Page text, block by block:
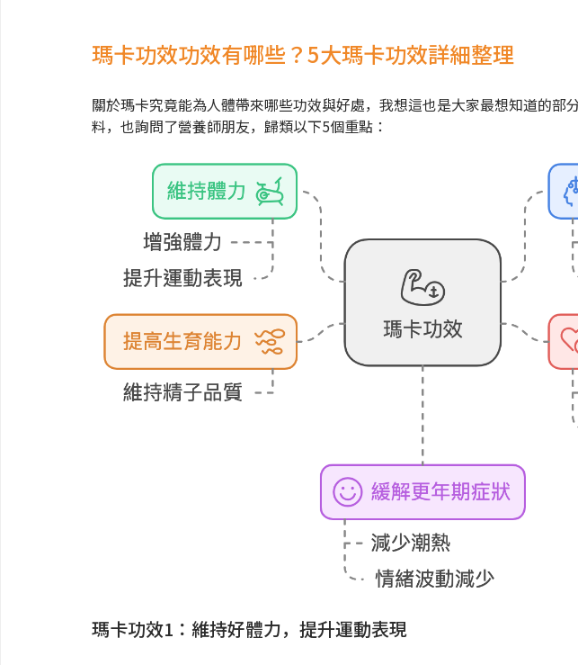
瑪卡功效功效有哪些？5大瑪卡功效詳細整理
關於瑪卡究竟能為人體帶來哪些功效與好處，我想這也是大家最想知道的部
料，也詢問了營養師朋友，歸類以下5個重點：
瑪卡功效1：維持好體力，提升運動表現